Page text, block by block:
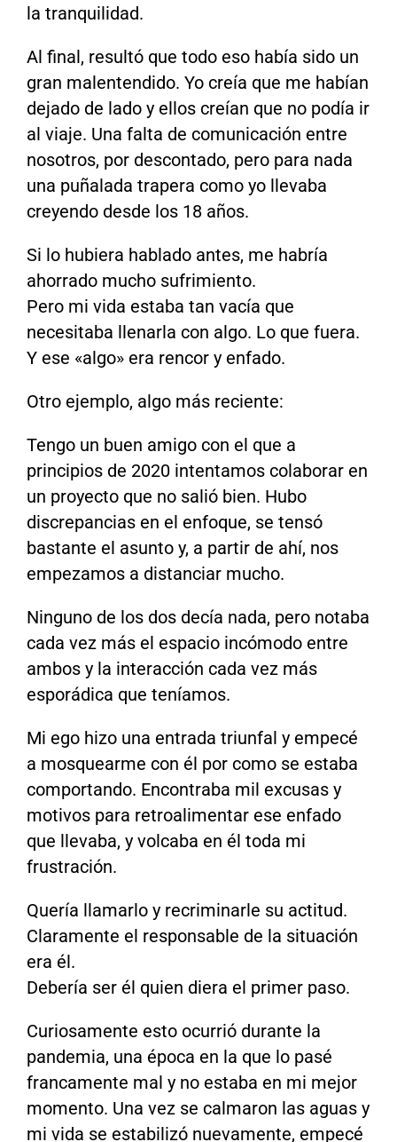
la tranquilidad.
Al final, resultó que todo eso había sido un
gran malentendido. Yo creía que me habían
dejado de lado y ellos creían que no podía ir
al viaje. Una falta de comunicación entre
nosotros, por descontado, pero para nada
una puñalada trapera como yo llevaba
creyendo desde los 18 años.
Si lo hubiera hablado antes, me habría
ahorrado mucho sufrimiento.
Pero mi vida estaba tan vacía que
necesitaba llenarla con algo. Lo que fuera.
Y ese «algo» era rencor y enfado.
Otro ejemplo, algo más reciente:
Tengo un buen amigo con el que a
principios de 2020 intentamos colaborar en
un proyecto que no salió bien. Hubo
discrepancias en el enfoque, se tensó
bastante el asunto y, a partir de ahí, nos
empezamos a distanciar mucho.
Ninguno de los dos decía nada, pero notaba
cada vez más el espacio incómodo entre
ambos y la interacción cada vez más
esporádica que teníamos.
Mi ego hizo una entrada triunfal y empecé
a mosquearme con él por como se estaba
comportando. Encontraba mil excusas y
motivos para retroalimentar ese enfado
que llevaba, y volcaba en él toda mi
frustración.
Quería llamarlo y recriminarle su actitud.
Claramente el responsable de la situación
era él.
Debería ser él quien diera el primer paso.
Curiosamente esto ocurrió durante la
pandemia, una época en la que lo pasé
francamente mal y no estaba en mi mejor
momento. Una vez se calmaron las aguas y
mi vida se estabilizó nuevamente, empecé